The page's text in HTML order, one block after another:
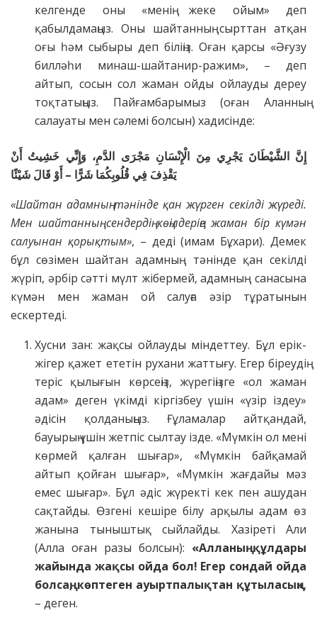
келгенде оны «менің жеке ойым» деп
қабылдамаңыз. Оны шайтанның сырттан атқан
оғы һәм сыбыры деп біліңіз. Оған қарсы «Әғузу
билләһи минаш-шайтанир-ражим», – деп
айтып, сосын сол жаман ойды ойлауды дереу
тоқтатыңыз. Пайғамбарымыз (оған Аланның
салауаты мен сәлемі болсын) хадисінде:
إِنَّ الشَّيْطَانَ يَجْرِي مِنَ الْإِنْسَانِ مَجْرَى الدَّمِ، وَإِنِّي خَشِيتُ أَنْ
يَقْذِفَ فِي قُلُوبِكُمَا شَرًّا – أَوْ قَالَ شَيْئًا
«Шайтан адамның тәнінде қан жүрген секілді жүреді.
Мен шайтанның сендердің көңілдеріңе жаман бір күмән
салуынан қорықтым», – деді (имам Бұхари). Демек
бұл сөзімен шайтан адамның тәнінде қан секілді
жүріп, әрбір сәтті мүлт жібермей, адамның санасына
күмән мен жаман ой салуға әзір тұратынын
ескертеді.
Хусни зан: жақсы ойлауды міндеттеу. Бұл ерік-
жігер қажет ететін рухани жаттығу. Егер біреудің
теріс қылығын көрсеңіз, жүрегіңізге «ол жаман
адам» деген үкімді кіргізбеу үшін «үзір іздеу»
әдісін қолданыңыз. Ғұламалар айтқандай,
бауырың үшін жетпіс сылтау ізде. «Мүмкін ол мені
көрмей қалған шығар», «Мүмкін байқамай
айтып қойған шығар», «Мүмкін жағдайы мәз
емес шығар». Бұл әдіс жүректі кек пен ашудан
сақтайды. Өзгені кешіре білу арқылы адам өз
жанына тыныштық сыйлайды. Хазіреті Али
(Алла оған разы болсын): «Алланың құлдары
жайында жақсы ойда бол! Егер сондай ойда
болсаң, көптеген ауыртпалықтан құтыласың»,
– деген.